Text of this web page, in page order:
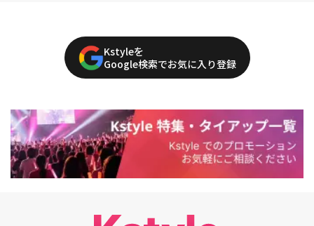
Kstyleを
Google検索でお気に入り登録